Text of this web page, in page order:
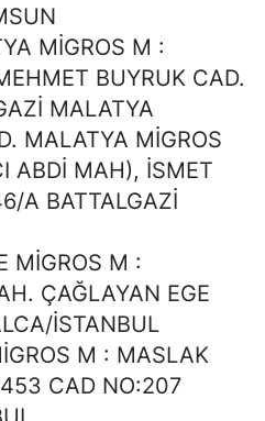
MİGROS M :
BUYRUK CAD.
MALATYA
MALATYA MİGROS
ABDİ MAH), İSMET
A BATTALGAZİ
MİGROS M :
ÇAĞLAYAN EGE
İSTANBUL
M : MASLAK
CAD NO:207